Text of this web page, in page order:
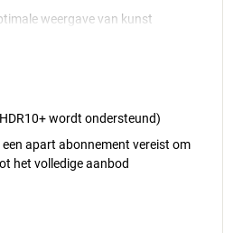
weergave van kunst
wordt ondersteund)
apart abonnement vereist om
het volledige aanbod